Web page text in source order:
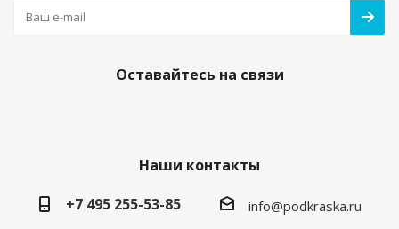
Оставайтесь на связи
Наши контакты
+7 495 255-53-85
info@podkraska.ru